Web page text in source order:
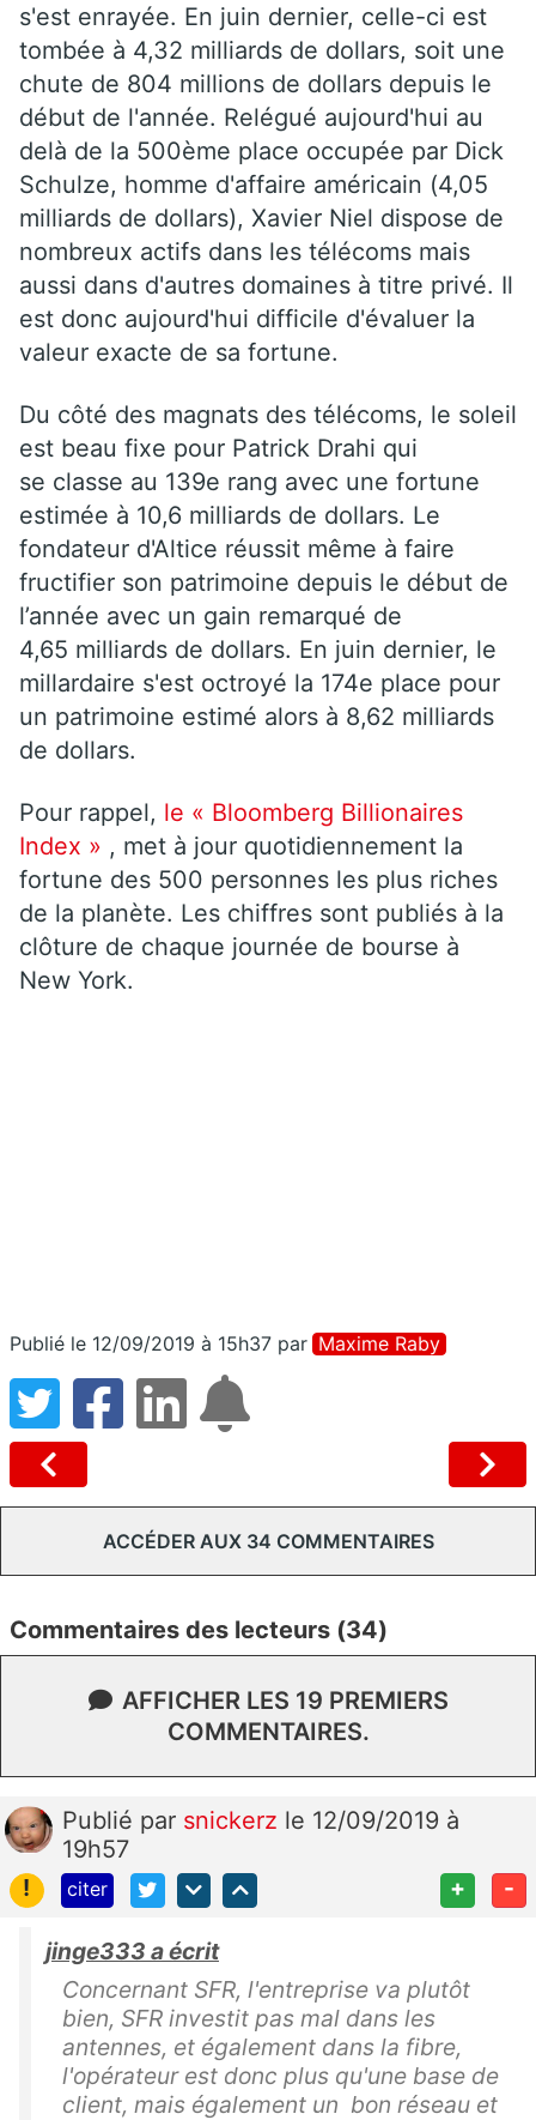
s'est enrayée. En juin dernier, celle-ci est
tombée à 4,32 milliards de dollars, soit une
chute de 804 millions de dollars depuis le
début de l'année. Relégué aujourd'hui au
delà de la 500ème place occupée par Dick
Schulze, homme d'affaire américain (4,05
milliards de dollars), Xavier Niel dispose de
nombreux actifs dans les télécoms mais
aussi dans d'autres domaines à titre privé. Il
est donc aujourd'hui difficile d'évaluer la
valeur exacte de sa fortune.
Du côté des magnats des télécoms, le soleil
est beau fixe pour Patrick Drahi qui
se classe au 139e rang avec une fortune
estimée à 10,6 milliards de dollars. Le
fondateur d'Altice réussit même à faire
fructifier son patrimoine depuis le début de
l’année avec un gain remarqué de
4,65 milliards de dollars. En juin dernier, le
millardaire s'est octroyé la 174e place pour
un patrimoine estimé alors à 8,62 milliards
de dollars.
Pour rappel, le « Bloomberg Billionaires
Index » , met à jour quotidiennement la
fortune des 500 personnes les plus riches
de la planète. Les chiffres sont publiés à la
clôture de chaque journée de bourse à
New York.
Publié le 12/09/2019 à 15h37 par Maxime Raby
ACCÉDER AUX 34 COMMENTAIRES
Commentaires des lecteurs (34)
AFFICHER LES 19 PREMIERS
COMMENTAIRES.
Publié par snickerz le 12/09/2019 à
19h57
!
citer + -
jinge333 a écrit
Concernant SFR, l'entreprise va plutôt
bien, SFR investit pas mal dans les
antennes, et également dans la fibre,
l'opérateur est donc plus qu'une base de
client, mais également un bon réseau et